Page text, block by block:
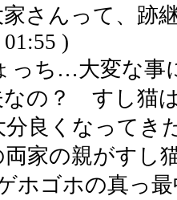
さんって、跡
)
っち…大変な
の？ すし猫は
分良くなって
両家の親がす
ホゴホの真っ